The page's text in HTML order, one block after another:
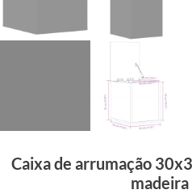
Caixa de arrumação